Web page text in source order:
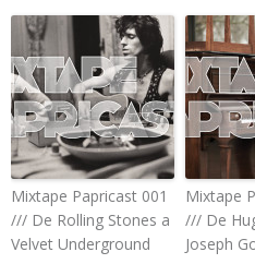
Mixtape Papricast 001
/// De Rolling Stones a
Velvet Underground
Mixtape
/// De
Joseph